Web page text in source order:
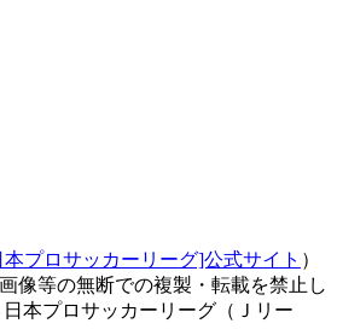
本プロサッカーリーグ]公式サイト ）
像等の無断での複製・転載を禁止し
本プロサッカーリーグ（Ｊリー